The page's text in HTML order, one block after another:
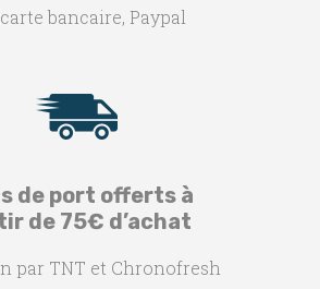
bancaire, Paypal
de port offerts à
de 75€ d’achat
par TNT et Chronofresh